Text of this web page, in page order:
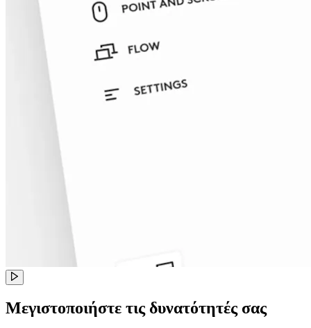
Μεγιστοποιήστε τις δυνατότητές σας